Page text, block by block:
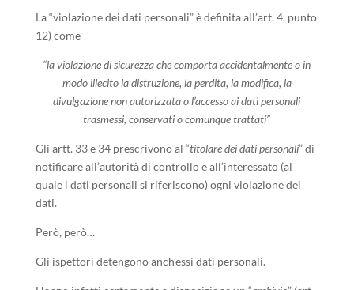
La “violazione dei dati personali” è definita all’art. 4, punto
12) come
“la violazione di sicurezza che comporta accidentalmente o in
modo illecito la distruzione, la perdita, la modifica, la
divulgazione non autorizzata o l’accesso ai dati personali
trasmessi, conservati o comunque trattati”
Gli artt. 33 e 34 prescrivono al “titolare dei dati personali” di
notificare all’autorità di controllo e all’interessato (al
quale i dati personali si riferiscono) ogni violazione dei
dati.
Però, però…
Gli ispettori detengono anch’essi dati personali.